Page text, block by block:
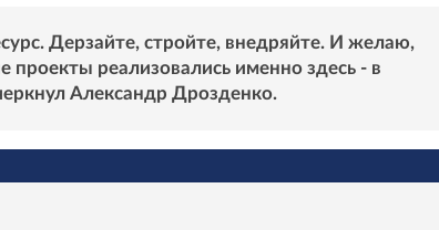
Дерзайте, стройте, внедряйте. И желаю,
реализовались именно здесь - в
Александр Дрозденко.